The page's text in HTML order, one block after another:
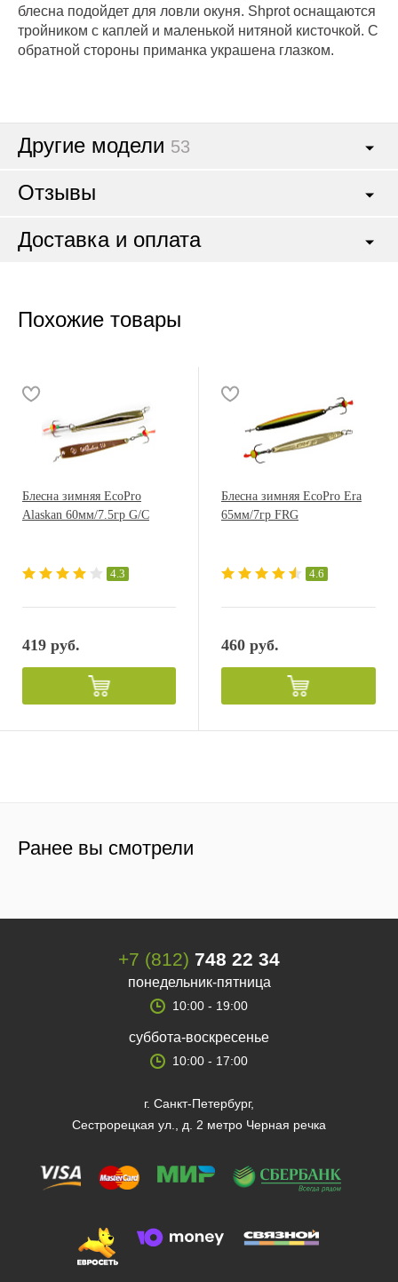
блесна подойдет для ловли окуня. Shprot оснащаются
тройником с каплей и маленькой нитяной кисточкой. С
обратной стороны приманка украшена глазком.
Другие модели 53
Отзывы
Доставка и оплата
Похожие товары
Блесна зимняя EcoPro
Alaskan 60мм/7.5гр G/C
4.3
419 руб.
Блесна зимняя EcoPro Era
65мм/7гр FRG
4.6
460 руб.
Ранее вы смотрели
+7 (812) 748 22 34
понедельник-пятница
10:00 - 19:00
суббота-воскресенье
10:00 - 17:00
г. Санкт-Петербург,
Сестрорецкая ул., д. 2 метро Черная речка